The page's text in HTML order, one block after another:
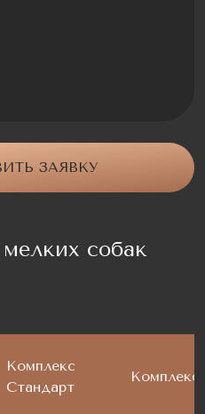
ЗАЯВКУ
собак
Комплекс
Стандарт
Комплекс